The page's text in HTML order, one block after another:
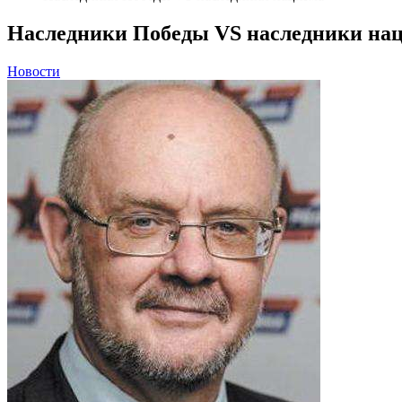
Наследники Победы VS наследники
Новости